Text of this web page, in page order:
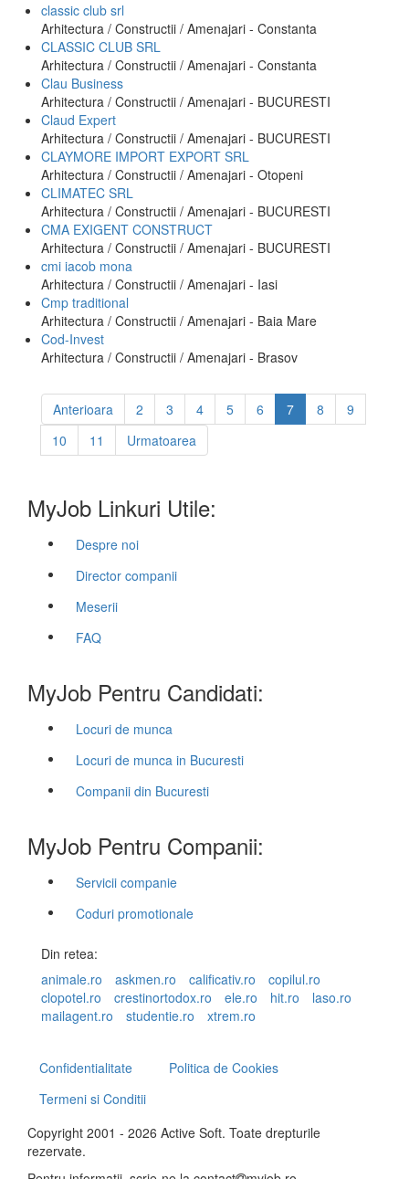
classic club srl
Arhitectura / Constructii / Amenajari - Constanta
CLASSIC CLUB SRL
Arhitectura / Constructii / Amenajari - Constanta
Clau Business
Arhitectura / Constructii / Amenajari - BUCURESTI
Claud Expert
Arhitectura / Constructii / Amenajari - BUCURESTI
CLAYMORE IMPORT EXPORT SRL
Arhitectura / Constructii / Amenajari - Otopeni
CLIMATEC SRL
Arhitectura / Constructii / Amenajari - BUCURESTI
CMA EXIGENT CONSTRUCT
Arhitectura / Constructii / Amenajari - BUCURESTI
cmi iacob mona
Arhitectura / Constructii / Amenajari - Iasi
Cmp traditional
Arhitectura / Constructii / Amenajari - Baia Mare
Cod-Invest
Arhitectura / Constructii / Amenajari - Brasov
Anterioara 2 3 4 5 6 7 8
9
10
11 Urmatoarea
MyJob Linkuri Utile:
Despre noi
Director companii
Meserii
FAQ
MyJob Pentru Candidati:
Locuri de munca
Locuri de munca in Bucuresti
Companii din Bucuresti
MyJob Pentru Companii:
Servicii companie
Coduri promotionale
Din retea:
animale.ro
askmen.ro calificativ.ro
copilul.ro
clopotel.ro
crestinortodox.ro ele.ro hit.ro
laso.ro
mailagent.ro
studentie.ro xtrem.ro
Confidentialitate
Politica de Cookies
Termeni si Conditii
Copyright 2001 - 2026 Active Soft. Toate drepturile
rezervate.